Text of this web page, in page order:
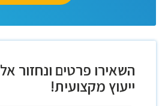
השאירו פרטים ונחזור
ייעוץ מקצועית!